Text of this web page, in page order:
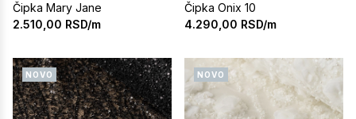
Čipka Mary Jane
2.510,00 RSD/m
Čipka Onix 10
4.290,00 RSD/m
NOVO NOVO